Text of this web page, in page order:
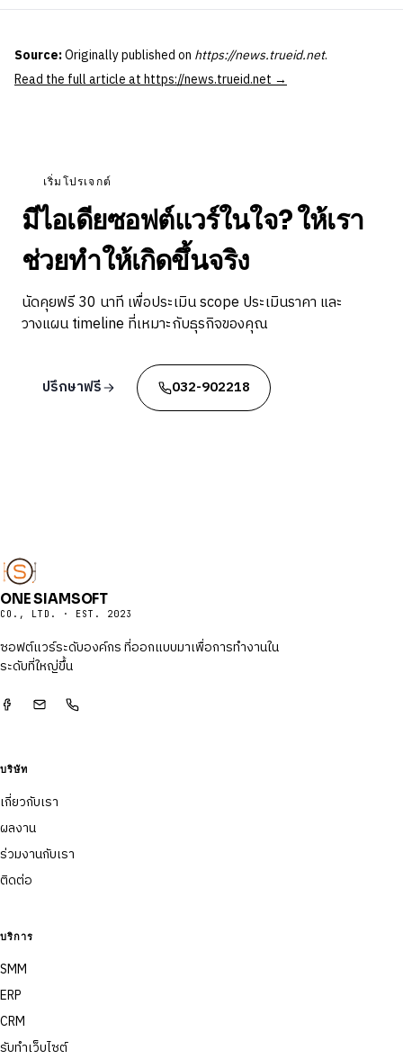
Source:Originally published on https://news.trueid.net.
Read the full article at https://news.trueid.net →
เริ่มโปรเจกต์
มีไอเดียซอฟต์แวร์ในใจ? ให้เรา
ช่วยทำให้เกิดขึ้นจริง
นัดคุยฟรี 30 นาที เพื่อประเมิน scope ประเมินราคา และ
วางแผน timeline ที่เหมาะกับธุรกิจของคุณ
ปรึกษาฟรี 032-902218
ONE SIAMSOFT
CO., LTD. · EST. 2023
ซอฟต์แวร์ระดับองค์กร ที่ออกแบบมาเพื่อการทำงานใน
ระดับที่ใหญ่ขึ้น
บริษัท
เกี่ยวกับเรา
ผลงาน
ร่วมงานกับเรา
ติดต่อ
บริการ
SMM
ERP
CRM
รับทำเว็บไซต์